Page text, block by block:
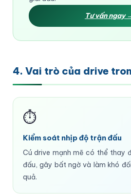
Tư vấn ngay
4. Vai trò của drive
⏱️
Kiểm soát nhịp độ trận đấu
Cú drive mạnh mẽ có thể thay
đấu, gây bất ngờ và làm khó
quả.